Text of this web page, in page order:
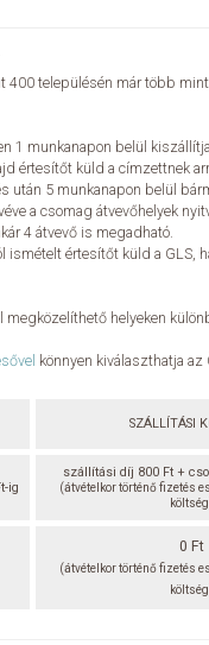
400 településén már több
1 munkanapon belül
értesítőt küld a címzettnek
után 5 munkanapon belül
a csomag átvevőhelyek
4 átvevő is megadható.
ismételt értesítőt küld a GLS,
megközelíthető helyeken
könnyen kiválaszthatja
SZÁLLÍTÁSI
ig
szállítási díj 800 Ft +
(átvételkor történő fizetés
0 Ft
(átvételkor történő fizetés